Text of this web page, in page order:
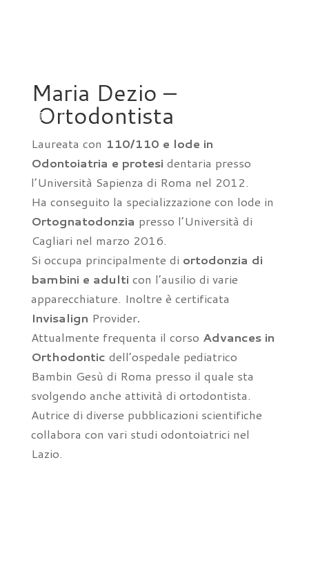
Maria Dezio –
Ortodontista
Laureata con 110/110 e lode in
Odontoiatria e protesi dentaria presso
l’Università Sapienza di Roma nel 2012.
Ha conseguito la specializzazione con lode in
Ortognatodonzia presso l’Università di
Cagliari nel marzo 2016.
Si occupa principalmente di ortodonzia di
bambini e adulti con l’ausilio di varie
apparecchiature. Inoltre è certificata
Invisalign Provider.
Attualmente frequenta il corso Advances in
Orthodontic dell’ospedale pediatrico
Bambin Gesù di Roma presso il quale sta
svolgendo anche attività di ortodontista.
Autrice di diverse pubblicazioni scientifiche
collabora con vari studi odontoiatrici nel
Lazio.